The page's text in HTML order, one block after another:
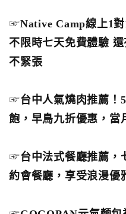
☞Native Camp線上1
不限時七天免費體驗
不緊張
☞台中人氣燒肉推薦！
飽，早鳥九折優惠，當
☞台中法式餐廳推薦，
約會餐廳，享受浪漫優